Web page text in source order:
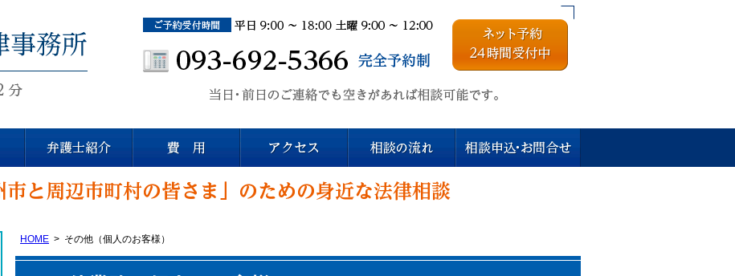
折尾駅東口より徒歩2分
HOME その他（個人のお客様）